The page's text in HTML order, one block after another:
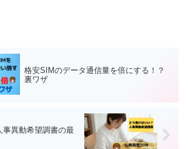
格安SIMのデータ通信量を倍にする！？
裏ワザ
事異動希望調書の最